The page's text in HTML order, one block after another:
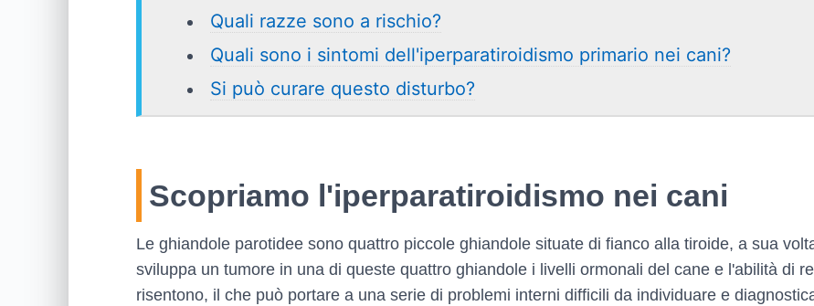
Quali razze sono a rischio?
Quali sono i sintomi dell'iperparatiroidismo primario nei cani?
Si può curare questo disturbo?
Scopriamo l'iperparatiroidismo nei cani
Le ghiandole parotidee sono quattro piccole ghiandole situate di fianco alla tiroide, a sua
sviluppa un tumore in una di queste quattro ghiandole i livelli ormonali del cane e l'abilità di
risentono, il che può portare a una serie di problemi interni difficili da individuare e